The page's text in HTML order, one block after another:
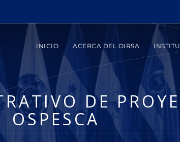
INICIO ACERCA DEL OIRSA
DE
OSPESCA